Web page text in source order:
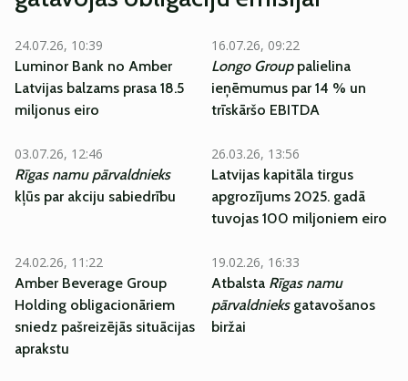
24.07.26, 10:39
Luminor Bank no Amber
Latvijas balzams prasa 18.5
miljonus eiro
16.07.26, 09:22
Longo Grouppalielina
ieņēmumus par 14 % un
trīskāršo EBITDA
03.07.26, 12:46
Rīgas namu pārvaldnieks
kļūs par akciju sabiedrību
26.03.26, 13:56
Latvijas kapitāla tirgus
apgrozījums 2025. gadā
tuvojas 100 miljoniem eiro
24.02.26, 11:22
Amber Beverage Group
Holding obligacionāriem
sniedz pašreizējās situācijas
aprakstu
19.02.26, 16:33
Atbalsta Rīgas namu
pārvaldnieksgatavošanos
biržai